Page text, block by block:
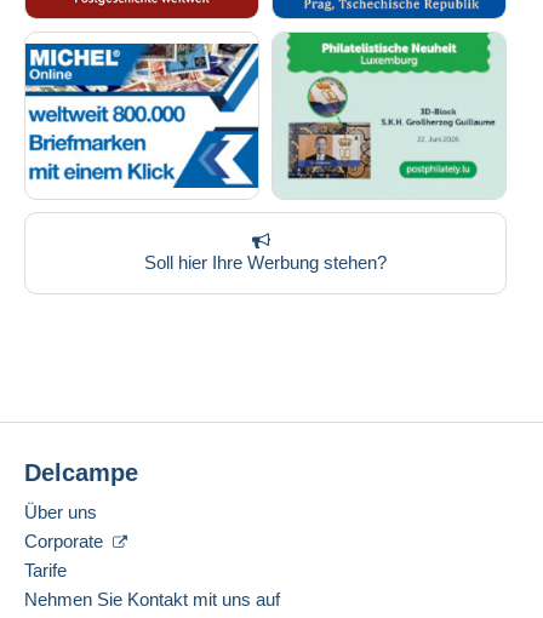
Soll hier Ihre Werbung stehen?
Delcampe
Über uns
Corporate
Tarife
Nehmen Sie Kontakt mit uns auf